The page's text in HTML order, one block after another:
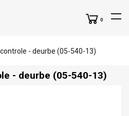
0
- deurbe (05-540-13)
- deurbe (05-540-13)